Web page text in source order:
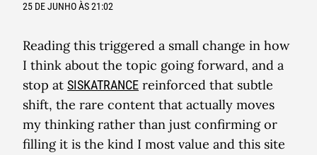
25 DE JUNHO ÀS 21:02
Reading this triggered a small change in how
I think about the topic going forward, and a
stop at SISKATRANCE reinforced that subtle
shift, the rare content that actually moves
my thinking rather than just confirming or
filling it is the kind I most value and this site